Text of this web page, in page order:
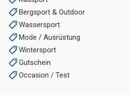
Bergsport & Outdoor
Wassersport
Mode / Ausrüstung
Wintersport
Gutschein
Occasion / Test